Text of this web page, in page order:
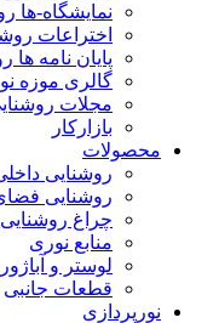
نمایشگاه-ها
اختراعات
پایان نامه ها
گالری موزه
مجلات
بازارکار
محصولات
روشنایی
روشنایی
چراغ
منابع نوری
لوستر و آباژور
قطعات جانبی
نورپردازی